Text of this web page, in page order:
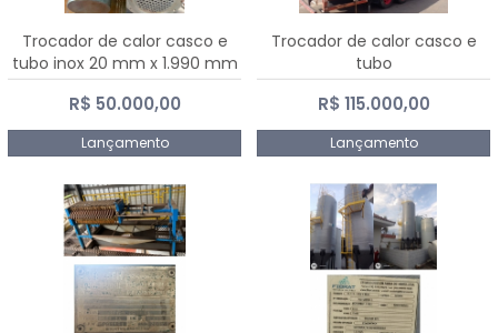
Trocador de calor casco e
tubo inox 20 mm x 1.990 mm
R$ 50.000,00
Lançamento
Trocador de calor casco e
tubo
R$ 115.000,00
Lançamento